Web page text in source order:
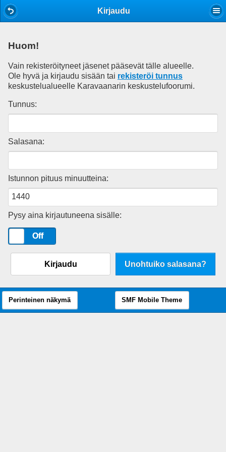
Kirjaudu
Huom!
Vain rekisteröityneet jäsenet pääsevät tälle alueelle.
Ole hyvä ja kirjaudu sisään tai rekisteröi tunnus
keskustelualueelle Karavaanarin keskustelufoorumi.
Tunnus:
Salasana:
Istunnon pituus minuutteina:
Pysy aina kirjautuneena sisälle:
Off
Kirjaudu Unohtuiko salasana?
Perinteinen näkymä SMF Mobile Theme